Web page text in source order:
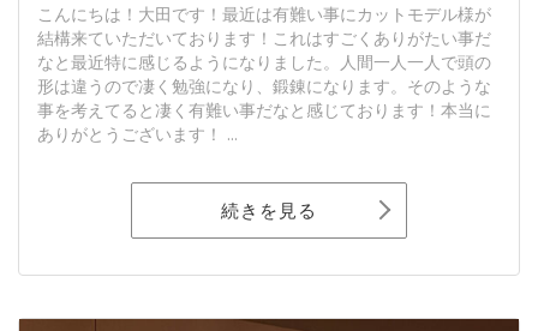
こんにちは！大田です！最近は有難い事にカットモデル様が
結構来ていただいております！これはすごくありがたい事だ
なと最近特に感じるようになりました。人間一人一人で頭の
形は違うので凄く勉強になり、鍛錬になります。そのような
事を考えてると凄く有難い事だなと感じております！本当に
ありがとうございます！ ...
続きを見る